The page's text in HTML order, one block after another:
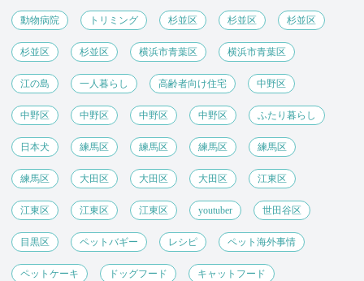
動物病院 トリミング 杉並区 杉並区 杉並区
杉並区 杉並区 横浜市青葉区 横浜市青葉区
江の島 一人暮らし 高齢者向け住宅 中野区
中野区 中野区 中野区 中野区 ふたり暮らし
日本犬 練馬区 練馬区 練馬区 練馬区
練馬区 大田区 大田区 大田区 江東区
江東区 江東区 江東区 youtuber 世田谷区
目黒区 ペットバギー レシピ ペット海外事情
ペットケーキ ドッグフード キャットフード